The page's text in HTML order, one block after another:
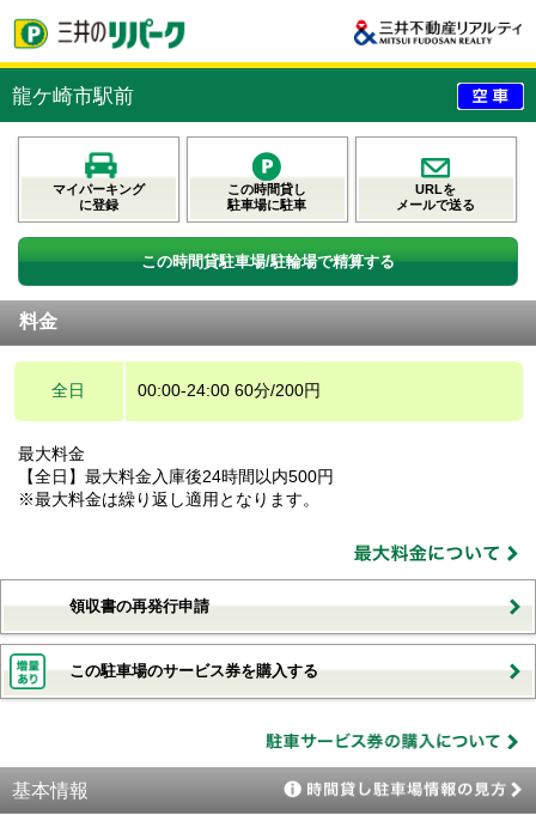
龍ケ崎市駅前
マイパーキング
に登録
この時間貸し
駐車場に駐車
URLを
メールで送る
この時間貸駐車場/駐輪場で精算する
料金
全日 00:00-24:00 60分/200円
最大料金
【全日】最大料金入庫後24時間以内500円
※最大料金は繰り返し適用となります。
領収書の再発行申請
この駐車場のサービス券を購入する
基本情報